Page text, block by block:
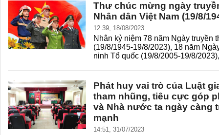
Thư chúc mừng ngày
Nhân dân Việt Nam (19/8/
12:39, 18/08/2023
Nhân kỷ niệm 78 năm Ngày truyền
(19/8/1945-19/8/2023), 18 năm
ninh Tổ quốc (19/8/2005-19/8/
Phát huy vai trò của Luật
tham nhũng, tiêu cực góp
và Nhà nước ta ngày càng
mạnh
14:51, 31/07/2023